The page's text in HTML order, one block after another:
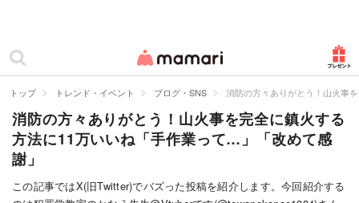
ママリ
カテゴリー一覧
妊娠
出産
赤ちゃん・育児
トップ トレンド・イベント ブログ・SNS 消防の方々ありがとう！山火事
消防の方々ありがとう！山火事を完全に鎮火する
方法に11万いいね「手作業って…」「改めて感
謝」
この記事ではX(旧Twitter)でバズった投稿を紹介します。今回紹介する